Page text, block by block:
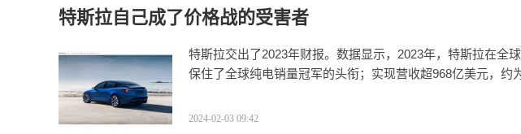
特斯拉自己成了价格战的受害者
特斯拉交出了2023年财报。数据显示，2023年，特斯拉在全
保住了全球纯电销量冠军的头衔；实现营收超968亿美元，约
2024-02-03 09:42